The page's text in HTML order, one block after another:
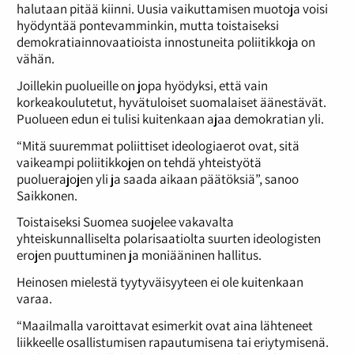
halutaan pitää kiinni. Uusia vaikuttamisen muotoja voisi
hyödyntää pontevamminkin, mutta toistaiseksi
demokratiainnovaatioista innostuneita poliitikkoja on
vähän.
Joillekin puolueille on jopa hyödyksi, että vain
korkeakoulutetut, hyvätuloiset suomalaiset äänestävät.
Puolueen edun ei tulisi kuitenkaan ajaa demokratian yli.
“Mitä suuremmat poliittiset ideologiaerot ovat, sitä
vaikeampi poliitikkojen on tehdä yhteistyötä
puoluerajojen yli ja saada aikaan päätöksiä”, sanoo
Saikkonen.
Toistaiseksi Suomea suojelee vakavalta
yhteiskunnalliselta polarisaatiolta suurten ideologisten
erojen puuttuminen ja moniääninen hallitus.
Heinosen mielestä tyytyväisyyteen ei ole kuitenkaan
varaa.
“Maailmalla varoittavat esimerkit ovat aina lähteneet
liikkeelle osallistumisen rapautumisena tai eriytymisenä.